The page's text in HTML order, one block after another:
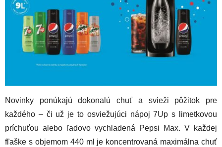
Novinky ponúkajú dokonalú chuť a svieži pôžitok pre
každého – či už je to osviežujúci nápoj 7Up s limetkovou
príchuťou alebo ľadovo vychladená Pepsi Max. V každej
fľaške s objemom 440 ml je koncentrovaná maximálna chuť